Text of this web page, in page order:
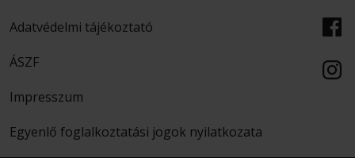
Adatvédelmi tájékoztató
ÁSZF
Impresszum
Egyenlő foglalkoztatási jogok nyilatkozata